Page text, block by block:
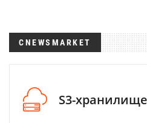
CNEWSMARKET
S3-хранилище